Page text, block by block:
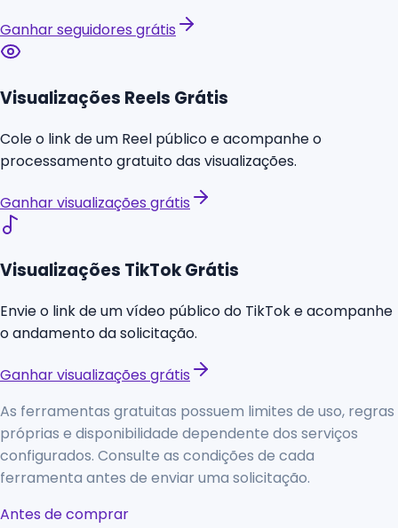
Ganhar seguidores grátis
Visualizações Reels Grátis
Cole o link de um Reel público e acompanhe o
processamento gratuito das visualizações.
Ganhar visualizações grátis
Visualizações TikTok Grátis
Envie o link de um vídeo público do TikTok e acompanhe
o andamento da solicitação.
Ganhar visualizações grátis
As ferramentas gratuitas possuem limites de uso, regras
próprias e disponibilidade dependente dos serviços
configurados. Consulte as condições de cada
ferramenta antes de enviar uma solicitação.
Antes de comprar